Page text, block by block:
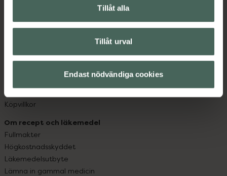
Tillåt alla
Tillåt urval
Endast nödvändiga cookies
Hitta apotek
Leverans, betalning och retur
Sajtens tillgänglighet
App
Köpvillkor
Om recept och läkemedel
Fullmakter
Högkostnadsskyddet
Läkemedelsutbyte
Lämna in gammal medicin